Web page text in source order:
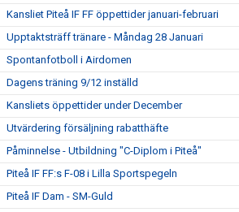
Kansliet Piteå IF FF öppettider januari-februari
Upptaktsträff tränare - Måndag 28 Januari
Spontanfotboll i Airdomen
Dagens träning 9/12 inställd
Kansliets öppettider under December
Utvärdering försäljning rabatthäfte
Påminnelse - Utbildning "C-Diplom i Piteå"
Piteå IF FF:s F-08 i Lilla Sportspegeln
Piteå IF Dam - SM-Guld